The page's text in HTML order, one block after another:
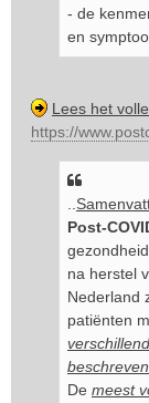
- de
en
Lees het
https://
Post-
na herstel
Nederland
patiënten
beschreven
De meest